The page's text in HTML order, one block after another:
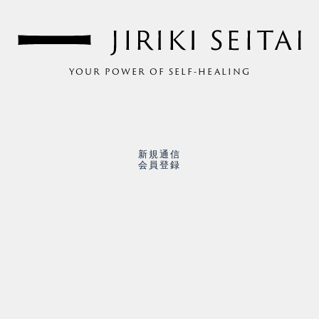
YOUR POWER OF SELF-HEALING
新規通信
会員登録